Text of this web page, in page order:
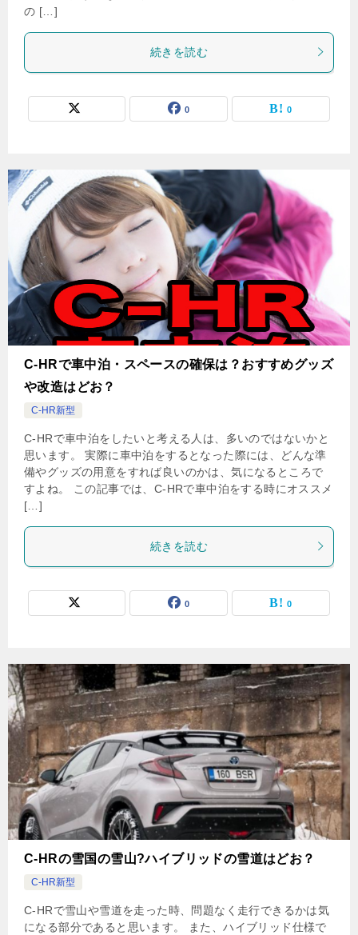
の […]
続きを読む
0 0
C-HRで車中泊・スペースの確保は？おすすめグッズ
や改造はどお？
C-HR新型
C-HRで車中泊をしたいと考える人は、多いのではないかと
思います。 実際に車中泊をするとなった際には、どんな準
備やグッズの用意をすれば良いのかは、気になるところで
すよね。 この記事では、C-HRで車中泊をする時にオススメ
[…]
続きを読む
0 0
C-HRの雪国の雪山?ハイブリッドの雪道はどお？
C-HR新型
C-HRで雪山や雪道を走った時、問題なく走行できるかは気
になる部分であると思います。 また、ハイブリッド仕様で